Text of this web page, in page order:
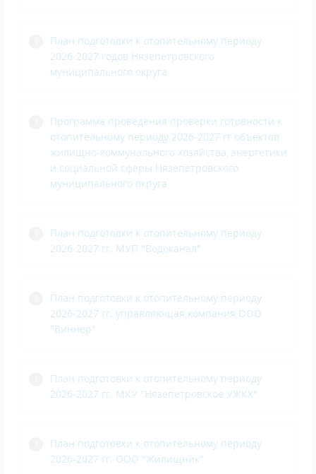
План подготовки к отопительному периоду
2026-2027 годов Нязепетровского
муниципального округа
Программа проведения проверки готовности к
отопительному периоду 2026-2027 гг объектов
жилищно-коммунального хозяйства, энергетики
и социальной сферы Нязепетровского
муниципального округа
План подготовки к отопительному периоду
2026-2027 гг. МУП "Водоканал"
План подготовки к отопительному периоду
2026-2027 гг. управляющая компания ООО
"Виннер"
План подготовки к отопительному периоду
2026-2027 гг. МКУ "Нязепетровское УЖКХ"
План подготовки к отопительному периоду
2026-2027 гг. ООО "Жилищник"